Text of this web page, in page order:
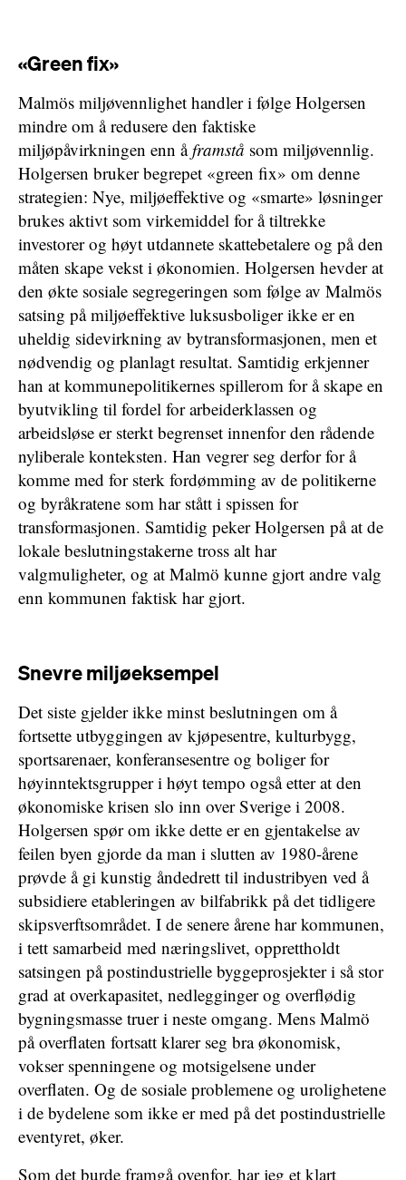
«Green fix»
Malmös miljøvennlighet handler i følge Holgersen
mindre om å redusere den faktiske
miljøpåvirkningen enn åframstå som miljøvennlig.
Holgersen bruker begrepet «green fix» om denne
strategien: Nye, miljøeffektive og «smarte» løsninger
brukes aktivt som virkemiddel for å tiltrekke
investorer og høyt utdannete skattebetalere og på den
måten skape vekst i økonomien. Holgersen hevder at
den økte sosiale segregeringen som følge av Malmös
satsing på miljøeffektive luksusboliger ikke er en
uheldig sidevirkning av bytransformasjonen, men et
nødvendig og planlagt resultat. Samtidig erkjenner
han at kommunepolitikernes spillerom for å skape en
byutvikling til fordel for arbeiderklassen og
arbeidsløse er sterkt begrenset innenfor den rådende
nyliberale konteksten. Han vegrer seg derfor for å
komme med for sterk fordømming av de politikerne
og byråkratene som har stått i spissen for
transformasjonen. Samtidig peker Holgersen på at de
lokale beslutningstakerne tross alt har
valgmuligheter, og at Malmö kunne gjort andre valg
enn kommunen faktisk har gjort.
Snevre miljøeksempel
Det siste gjelder ikke minst beslutningen om å
fortsette utbyggingen av kjøpesentre, kulturbygg,
sportsarenaer, konferansesentre og boliger for
høyinntektsgrupper i høyt tempo også etter at den
økonomiske krisen slo inn over Sverige i 2008.
Holgersen spør om ikke dette er en gjentakelse av
feilen byen gjorde da man i slutten av 1980-årene
prøvde å gi kunstig åndedrett til industribyen ved å
subsidiere etableringen av bilfabrikk på det tidligere
skipsverftsområdet. I de senere årene har kommunen,
i tett samarbeid med næringslivet, opprettholdt
satsingen på postindustrielle byggeprosjekter i så stor
grad at overkapasitet, nedlegginger og overflødig
bygningsmasse truer i neste omgang. Mens Malmö
på overflaten fortsatt klarer seg bra økonomisk,
vokser spenningene og motsigelsene under
overflaten. Og de sosiale problemene og urolighetene
i de bydelene som ikke er med på det postindustrielle
eventyret, øker.
Som det burde framgå ovenfor, har jeg et klart